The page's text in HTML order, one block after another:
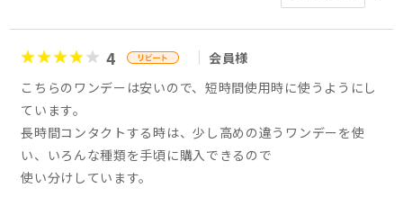
4
会員様
こちらのワンデーは安いので、短時間使用時に使うようにし
ています。
長時間コンタクトする時は、少し高めの違うワンデーを使
い、いろんな種類を手頃に購入できるので
使い分けしています。